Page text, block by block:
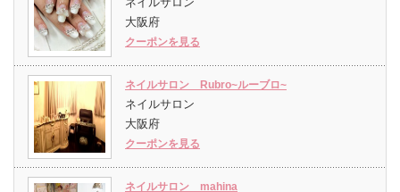
大阪府
クーポンを見る
ネイルサロン Rubro~ルーブロ~
ネイルサロン
大阪府
クーポンを見る
ネイルサロン mahina